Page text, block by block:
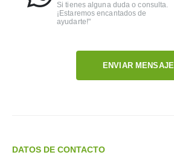
Si tienes alguna duda o consulta.
¡Estaremos encantados de
ayudarte!"
ENVIAR MENSAJE
DATOS DE CONTACTO